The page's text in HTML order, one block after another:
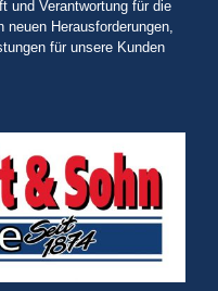
und Verantwortung für die
Herausforderungen,
für unsere Kunden